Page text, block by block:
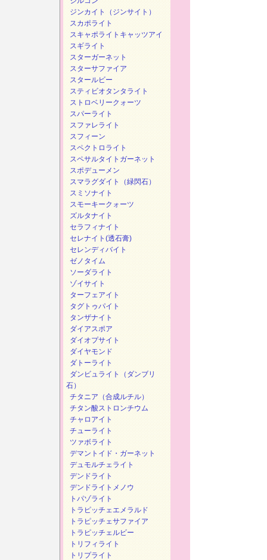
ジンカイト（ジンサイト）
スカポライト
スキャポライトキャッツアイ
スギライト
スターガーネット
スターサファイア
スタールビー
スティビオタンタライト
ストロベリークォーツ
スパーライト
スファレライト
スフィーン
スペクトロライト
スペサルタイトガーネット
スポデューメン
スマラグダイト（緑閃石）
スミソナイト
スモーキークォーツ
ズルタナイト
セラフィナイト
セレナイト(透石膏)
セレンディバイト
ゼノタイム
ソーダライト
ゾイサイト
ターフェアイト
タグトゥパイト
タンザナイト
ダイアスポア
ダイオプサイト
ダイヤモンド
ダトーライト
ダンビュライト（ダンブリ
石）
チタニア（合成ルチル）
チタン酸ストロンチウム
チャロアイト
チューライト
ツァボライト
デマントイド・ガーネット
デュモルチェライト
デンドライト
デンドライトメノウ
トパゾライト
トラピッチェエメラルド
トラピッチェサファイア
トラピッチェルビー
トリフィライト
トリプライト